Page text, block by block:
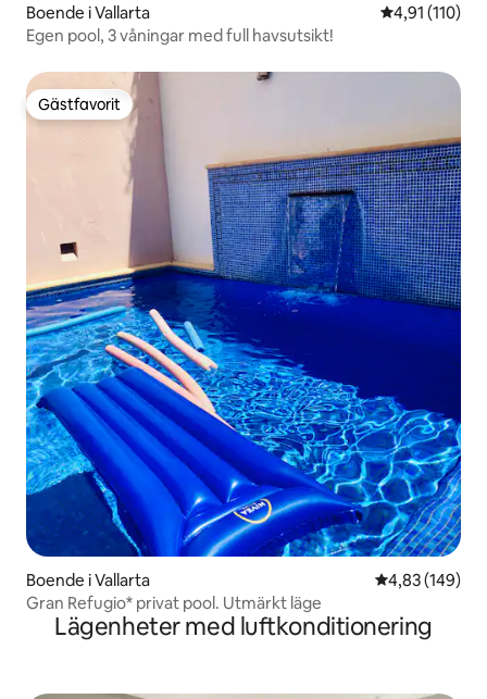
Boende i Vallarta 4,91 av 5 i
4,91 (110)
Egen pool, 3 våningar med full havsutsikt!
Gästfavorit
Gästfavorit
Boende i Vallarta 4,83 av 5 i
4,83 (149)
Gran Refugio* privat pool. Utmärkt läge
Lägenheter med luftkonditionering